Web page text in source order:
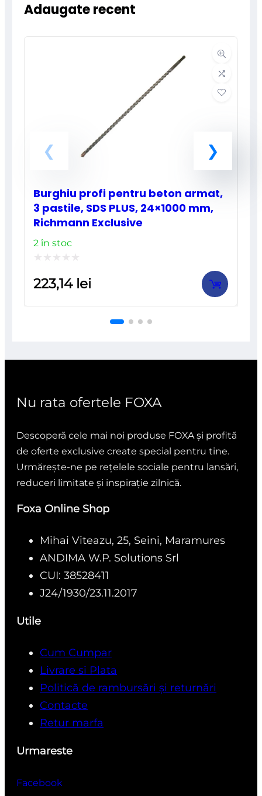
Adaugate recent
Burghiu profi pentru beton armat,
3 pastile, SDS PLUS, 24×1000 mm,
Richmann Exclusive
2 în stoc
la
223,14 lei
Nu rata ofertele FOXA
Descoperă cele mai noi produse FOXA și profită
de oferte exclusive create special pentru tine.
Urmărește-ne pe rețelele sociale pentru lansări,
reduceri limitate și inspirație zilnică.
Foxa Online Shop
Mihai Viteazu, 25, Seini, Maramures
ANDIMA W.P. Solutions Srl
CUI: 38528411
J24/1930/23.11.2017
Utile
Cum Cumpar
Livrare si Plata
Politică de rambursări și returnări
Contacte
Retur marfa
Urmareste
Facebook